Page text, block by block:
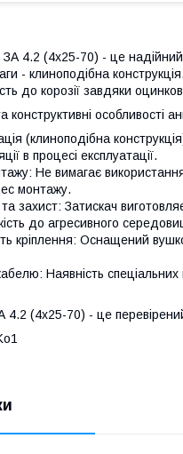
4.2 (4х25-70) - це
- клиноподібна
до корозії завдяки
конструктивні особливості
(клиноподібна
в процесі експлуатації.
Не вимагає
монтажу.
та захист: Затискач
до агресивного
кріплення: Оснащений
Наявність спеціальних
4.2 (4х25-70) - це